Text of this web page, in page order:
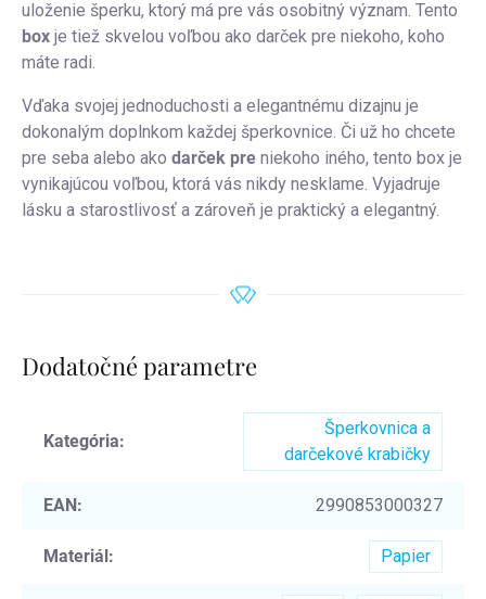
uloženie šperku, ktorý má pre vás osobitný význam. Tento
box je tiež skvelou voľbou ako darček pre niekoho, koho
máte radi.
Vďaka svojej jednoduchosti a elegantnému dizajnu je
dokonalým doplnkom každej šperkovnice. Či už ho chcete
pre seba alebo ako darček pre niekoho iného, tento box je
vynikajúcou voľbou, ktorá vás nikdy nesklame. Vyjadruje
lásku a starostlivosť a zároveň je praktický a elegantný.
Dodatočné parametre
Kategória:
Šperkovnica a
darčekové krabičky
EAN : 2990853000327
Materiál : Papier